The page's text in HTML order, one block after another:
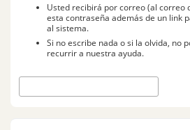
Usted recibirá por correo (al correo
esta contraseña además de un link
al sistema.
Si no escribe nada o si la olvida, no
recurrir a nuestra ayuda.